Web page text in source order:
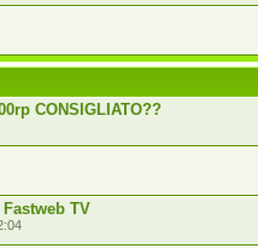
CONSIGLIATO??
Fastweb TV